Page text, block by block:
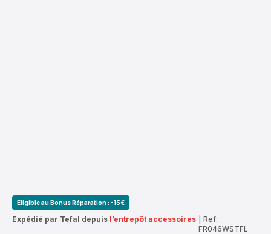
Eligible au Bonus Réparation : -15€
Expédié par Tefal depuis l’entrepôt accessoires
Ref:
FR046WSTFL